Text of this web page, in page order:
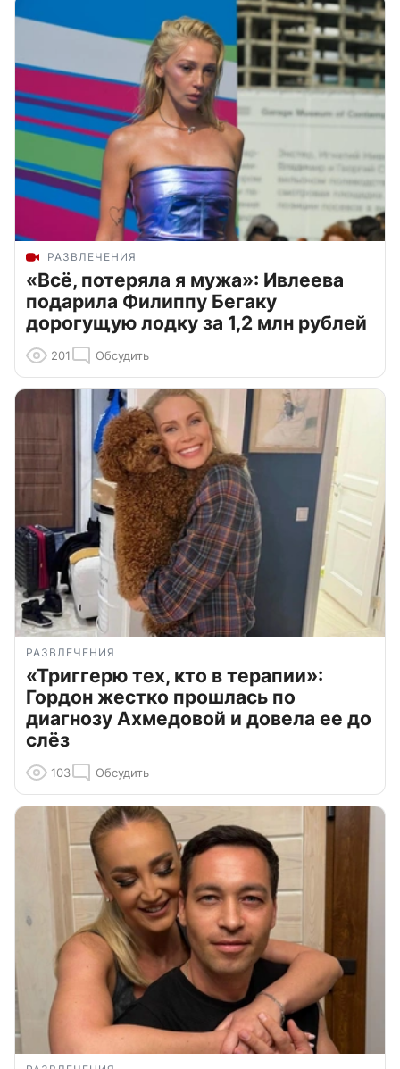
РАЗВЛЕЧЕНИЯ
«Всё, потеряла я мужа»: Ивлеева
подарила Филиппу Бегаку
дорогущую лодку за 1,2 млн рублей
201 Обсудить
РАЗВЛЕЧЕНИЯ
«Триггерю тех, кто в терапии»:
Гордон жестко прошлась по
диагнозу Ахмедовой и довела ее до
слёз
103 Обсудить